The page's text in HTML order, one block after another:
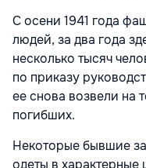
С осени 1941 года
людей, за два года
несколько тысяч
по приказу
ее снова возвели на
погибших.
Некоторые бывшие